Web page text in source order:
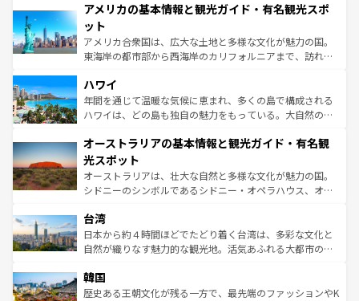
ンツ一覧を参照してほしい。
の建物がそのまま残る町や、スイスならではのユニークな
博物館もあり、アルプス観光だけでなく町歩きも満喫する
ことができる。国民の所得が高いため物価も高いが、旅行
者向けの交通パス提供のサービスもあり、うまく活用すれ
着のスイス情報は
アメリカの基本情報と観光ガイド・有名観光スポ
ット
アメリカ合衆国は、広大な土地と多様な文化が魅力の国。
東海岸の都市部から西海岸のカリフォルニアまで、訪れる
のような巨大都市は、観光、ショッピング、エンターテイ
ンメントが詰まった刺激的なスポットだ。一方、アメリカ
西部には大自然が広がり、グランドキャニオンやイエロー
部のニューオーリンズでは、音楽と美食が融合した独特の
文化が魅力。旅行者はアメリカの各地域で異なる魅力を楽
しみながら、その多様性と豊かな歴史を感じることができ
るだろう。車でのロードトリップや列車の旅も、アメリカ
情報は
ハワイ
年間を通じて温暖な気候に恵まれ、多くの島で構成される
ハワイは、どの島も独自の魅力をもっている。大自然の神
ワイ島は見逃せない。また、定番の観光地といえばオアフ
島だが、静かな自然を求めるならマウイ島やカウアイ島が
おすすめ。エメラルドグリーンに輝く海をはじめ、豊かな
文化や歴史が息づいている。「アロハスピリット」と呼ば
人々、おいしいローカルフードやハワイアンミュージッ
ク、伝統的なフラダンスなど、すべてがハワイの魅力を彩
っている。訪れるたびに新しい発見と感動が待っているハ
はコンテンツ一覧
オーストラリアの基本情報と観光ガイド・有名観
光スポット
オーストラリアは、壮大な自然と多様な文化が魅力の国。
シドニーのシンボルであるシドニー・オペラハウス、オー
リアリーフや大陸中央部にそびえるウルル（エアーズロッ
ク）、タスマニアの美しい原生林やケアンズの熱帯雨林な
ど、見どころがたくさん。また、カフェやワイン、オージ
いる。アクティビティも充実しており、サーフィンやダイ
ビング、ハイキングなど、アウトドア好きにはたまらな
台湾
日本から約４時間ほどでたどり着く台湾は、多彩な文化と
自然が織りなす魅力的な観光地。活気あふれる大都市の台
ン）、静ひつな山岳地帯である台湾東部など、都市の喧騒
と山間の静けさが共存しており、訪れる人に新しい発見と
韓国
歴史ある王朝文化が残る一方で、最先端のファッションやK